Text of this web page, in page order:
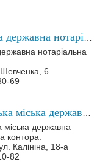
нотаріальна
6
69
міська державна
контора.
Калініна, 18-а
82